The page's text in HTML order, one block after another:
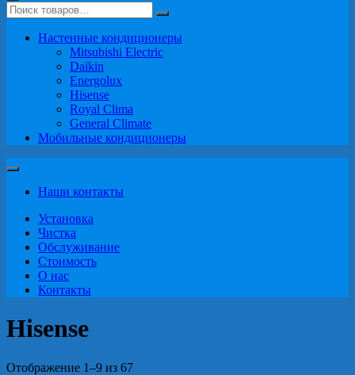
Настенные кондиционеры
Mitsubishi Electric
Daikin
Energolux
Hisense
Royal Clima
General Climate
Мобильные кондиционеры
Наши контакты
Установка
Чистка
Обслуживание
Стоимость
О нас
Контакты
Hisense
Отображение 1–9 из 67